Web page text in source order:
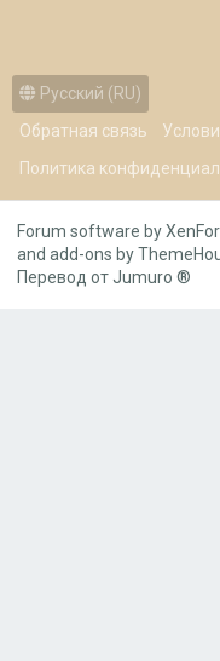
Русский (RU)
Обратная связь
Политика
Forum software by
and add-ons by
Перевод от Jumuro ®